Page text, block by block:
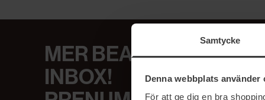
Samtycke
Denna webbplats använder
För att ge dig en bra
MER BEAUTY I DIN
INBOX!